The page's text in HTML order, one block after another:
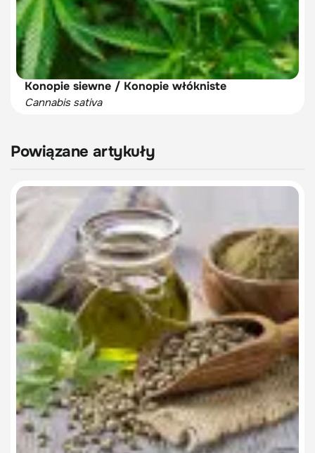
Konopie siewne / Konopie włókniste
Cannabis sativa
Powiązane artykuły